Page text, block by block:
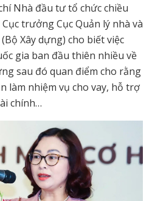
Nhà đầu tư tổ chức chiều
trưởng Cục Quản lý nhà và
Xây dựng) cho biết việc
gia ban đầu thiên nhiều về
sau đó quan điểm cho rằng
làm nhiệm vụ cho vay, hỗ trợ
chính…